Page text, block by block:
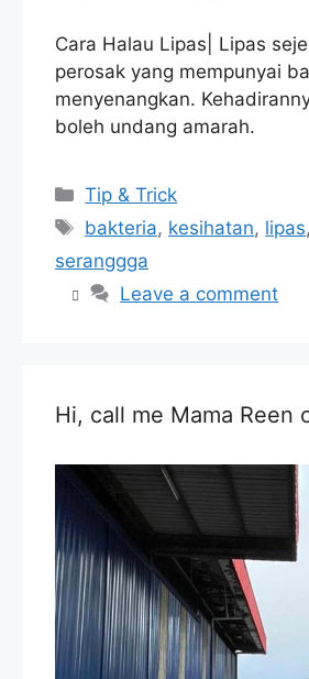
Cara Halau Lipas| Lipas
perosak yang mempunyai
menyenangkan.
boleh undang amarah.
Categories
Tip & Trick
Tags
bakteria, kesihatan, lipas,
seranggga
Leave a comment
Hi, call me Mama Reen